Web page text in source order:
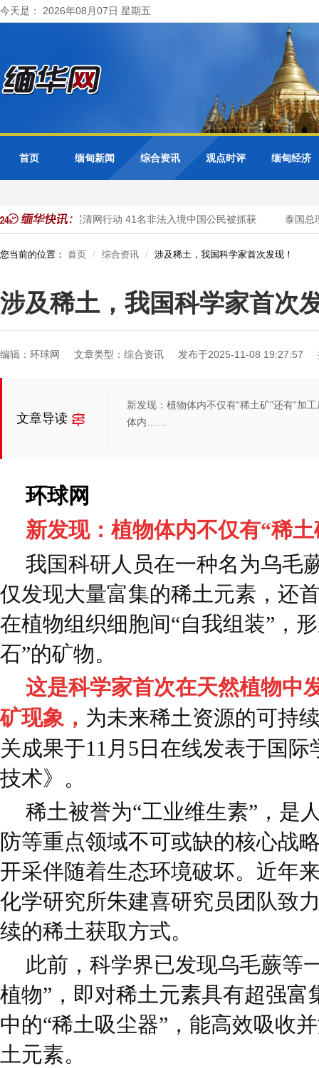
今天是： 2026年08月07日 星期五
首页 缅甸新闻 综合资讯 观点时评 缅甸经济
其力市警方开展清网行动 41名非法入境中国公民被抓获 泰国总
您当前的位置： 首页 综合资讯 涉及稀土，我国科学家首次发现！
涉及稀土，我国科学家首次
编辑：环球网 文章类型：综合资讯 发布于2025-11-08 19:27:57
文章导读
新发现：植物体内不仅有“稀土矿”还有“加
体内……
环球网
新发现：植物体内不仅有“稀
我国科研人员在一种名为乌毛
仅发现大量富集的稀土元素，还
在植物组织细胞间“自我组装”，
石”的矿物。
这是科学家首次在天然植物中
矿现象， 为未来稀土资源的可持
关成果于11月5日在线发表于国
技术》。
稀土被誉为“工业维生素”，是
防等重点领域不可或缺的核心战
开采伴随着生态环境破坏。近年
化学研究所朱建喜研究员团队致
续的稀土获取方式。
此前，科学界已发现乌毛蕨等
植物”，即对稀土元素具有超强富
中的“稀土吸尘器”，能高效吸收
土元素。